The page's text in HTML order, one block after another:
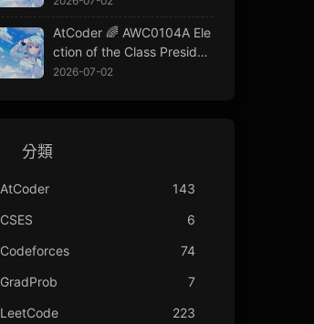
AtCoder 🌈 AWC0104A Ele
ction of the Class Presiden
t2026-07-02
分類
AtCoder
143
CSES
6
Codeforces
74
GradProb
7
LeetCode
223